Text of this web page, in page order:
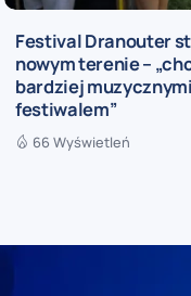
Festival Dranouter
nowym terenie –
bardziej
festiwalem”
66 Wyświetleń